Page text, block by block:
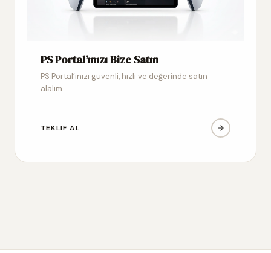
PS Portal’ınızı Bize Satın
PS Portal’ınızı güvenli, hızlı ve değerinde satın
alalım
TEKLIF AL